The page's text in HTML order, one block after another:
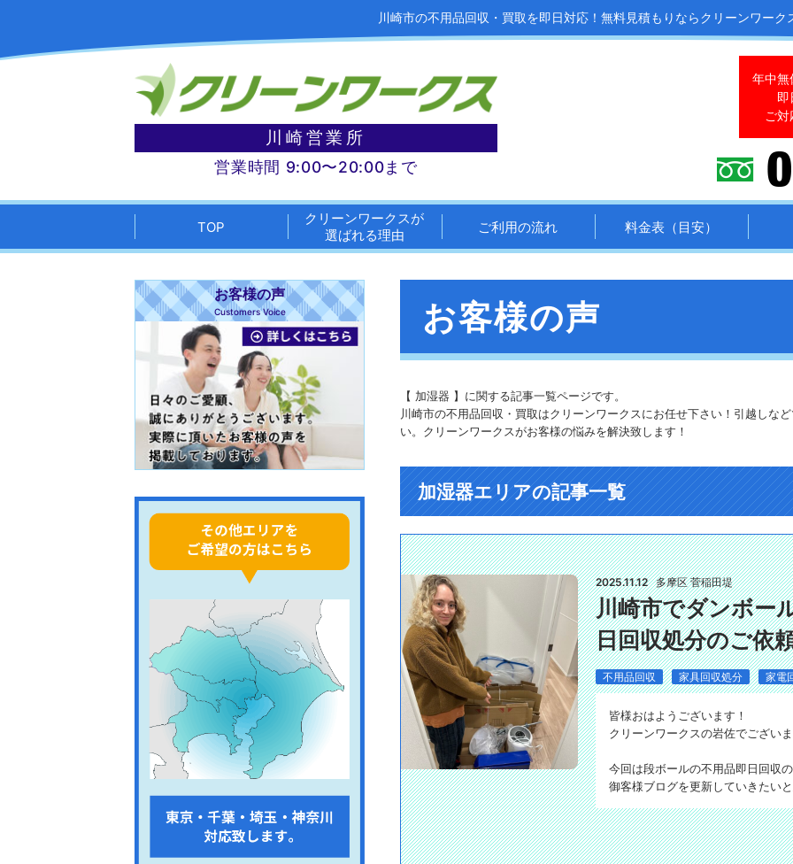
川崎市の不用品回収・買取を即日対応！ 無料見積もりならクリーンワーク
川崎営業所
営業時間 9:00〜20:00まで
年中無
即
ご対
TOP
クリーンワークスが
選ばれる理由
ご利用の流れ 料金表（目安）
お客様の声
【 加湿器 】に関する記事一覧ページです。
川崎市の不用品回収・買取はクリーンワークスにお任せ下さい！引越しな
い。クリーンワークスがお客様の悩みを解決致します！
加湿器エリアの記事一覧
2025.11.12 多摩区 菅稲田堤
川崎市でダンボー
日回収処分のご依
不用品回収 家具回収処分 家電
皆様おはようございます！
クリーンワークスの岩佐でございま
今回は段ボールの不用品即日回収の
御客様ブログを更新していきたい
お客様の声
Customers Voice